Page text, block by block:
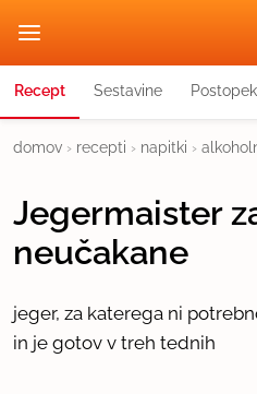
Recept Sestavine Postopek
domov › recepti › napitki ›
Jegermaister
neučakane
jeger, za katerega ni
in je gotov v treh tednih